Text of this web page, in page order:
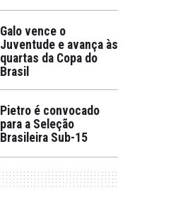
Galo vence o
Juventude e avança às
quartas da Copa do
Brasil
Pietro é convocado
para a Seleção
Brasileira Sub-15